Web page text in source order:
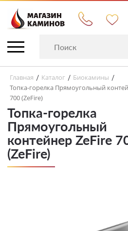
Главная / Каталог / Биокамины /
Топка-горелка Прямоугольный
700 (ZeFire)
Топка-горелка
Прямоугольный
контейнер ZeFire
(ZeFire)